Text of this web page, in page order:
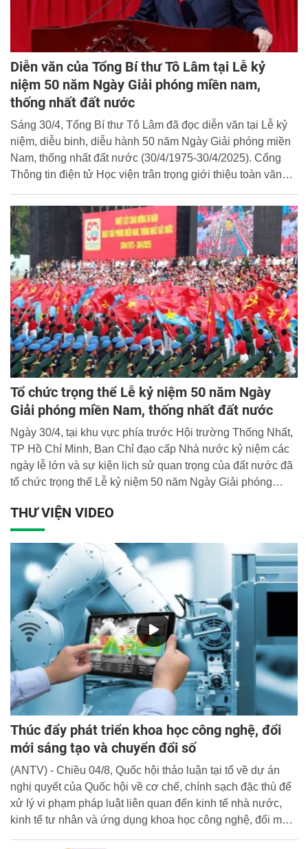
Diễn văn của Tổng Bí thư Tô Lâm tại Lễ kỷ
niệm 50 năm Ngày Giải phóng miền nam,
thống nhất đất nước
Sáng 30/4, Tổng Bí thư Tô Lâm đã đọc diễn văn tại Lễ kỷ
niệm, diễu binh, diễu hành 50 năm Ngày Giải phóng miền
Nam, thống nhất đất nước (30/4/1975-30/4/2025). Cổng
Thông tin điện tử Học viện trân trọng giới thiệu toàn văn
Tổ chức trọng thể Lễ kỷ niệm 50 năm Ngày
Giải phóng miền Nam, thống nhất đất nước
Ngày 30/4, tại khu vực phía trước Hội trường Thống Nhất,
TP Hồ Chí Minh, Ban Chỉ đạo cấp Nhà nước kỷ niệm các
ngày lễ lớn và sự kiện lịch sử quan trọng của đất nước đã
tổ chức trọng thể Lễ kỷ niệm 50 năm Ngày Giải phóng
Ngay từ rạng sáng, mọi công tác chuẩn bị cho buổi lễ đã
sẵn sàng, đại biểu dự lễ và các tầng lớp nhân dân tham
gia đã có mặt đông đủ từ rất sớm.
THƯ VIỆN VIDEO
Thúc đẩy phát triển khoa học công nghệ, đổi
mới sáng tạo và chuyển đổi số
(ANTV) - Chiều 04/8, Quốc hội thảo luận tại tổ về dự án
nghị quyết của Quốc hội về cơ chế, chính sạch đặc thù để
xử lý vi phạm pháp luật liên quan đến kinh tế nhà nước,
kinh tế tư nhân và ứng dụng khoa học công nghệ, đổi mới